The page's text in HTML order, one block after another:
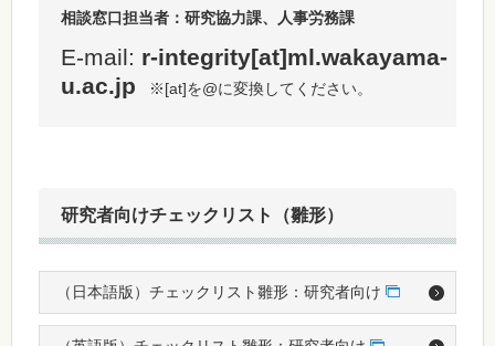
相談窓口担当者：研究協力課、人事労務課
E-mail: r-integrity[at]ml.wakayama-
u.ac.jp ※[at]を@に変換してください。
研究者向けチェックリスト（雛形）
（日本語版）チェックリスト雛形：研究者向け